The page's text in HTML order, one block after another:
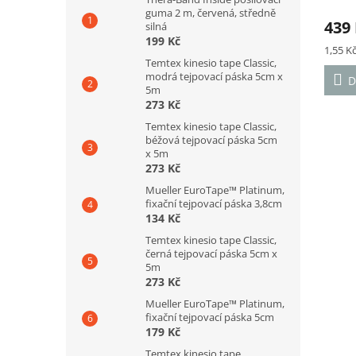
guma 2 m, červená, středně
silná
199 Kč
Temtex kinesio tape Classic,
modrá tejpovací páska 5cm x
5m
273 Kč
Temtex kinesio tape Classic,
béžová tejpovací páska 5cm
x 5m
273 Kč
Mueller EuroTape™ Platinum,
fixační tejpovací páska 3,8cm
134 Kč
Temtex kinesio tape Classic,
černá tejpovací páska 5cm x
5m
273 Kč
Mueller EuroTape™ Platinum,
fixační tejpovací páska 5cm
179 Kč
je
5,0
439
Měrná
cena:
1,55